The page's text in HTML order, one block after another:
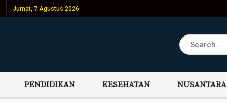
Jumat, 7 Agustus 2026
PENDIDIKAN KESEHATAN NUSANTARA